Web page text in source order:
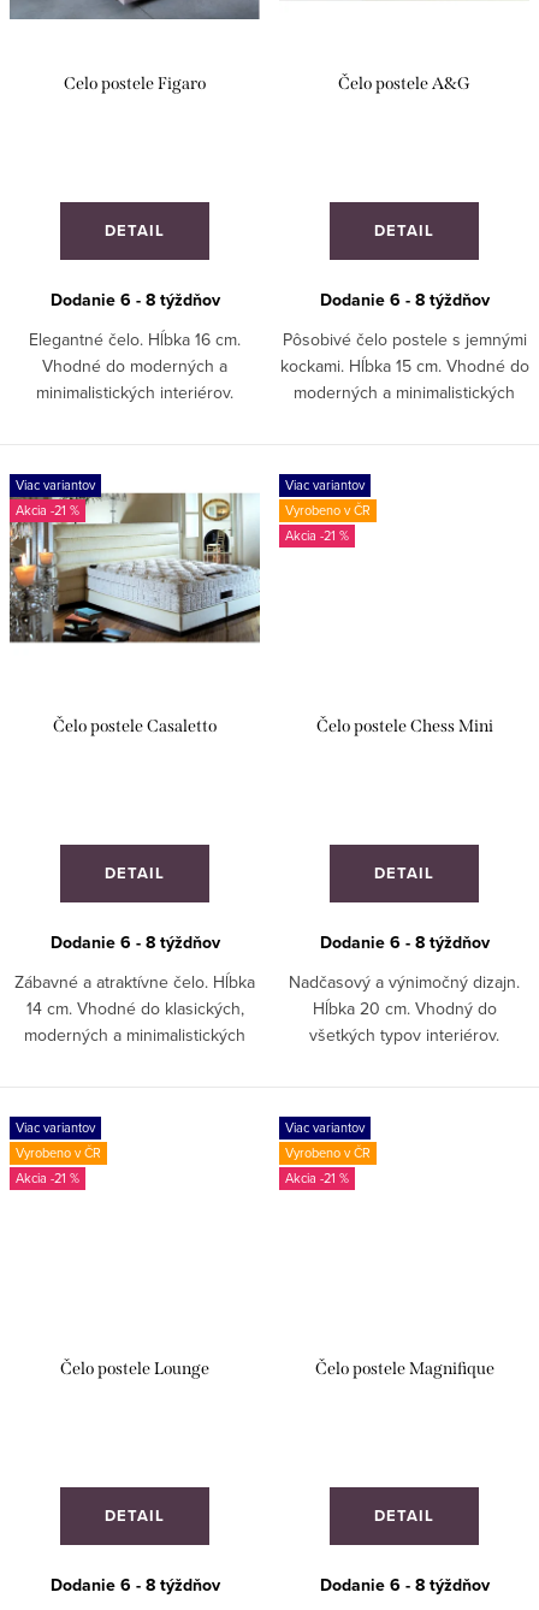
p
Celo postele Figaro
DETAIL
Dodanie 6 - 8 týždňov
Elegantné čelo. Hĺbka 16 cm.
Vhodné do moderných a
minimalistických interiérov.
Čelo postele A&G
DETAIL
Dodanie 6 - 8 týždňov
Pôsobivé čelo postele s jemnými
kockami. Hĺbka 15 cm. Vhodné do
moderných a minimalistických
Viac variantov
-21 %
Čelo postele Casaletto
DETAIL
Dodanie 6 - 8 týždňov
Zábavné a atraktívne čelo. Hĺbka
14 cm. Vhodné do klasických,
moderných a minimalistických
Viac variantov
Vyrobeno v ČR
-21 %
Čelo postele Chess Mini
DETAIL
Dodanie 6 - 8 týždňov
Nadčasový a výnimočný dizajn.
Hĺbka 20 cm. Vhodný do
všetkých typov interiérov.
Viac variantov
Vyrobeno v ČR
-21 %
Čelo postele Lounge
DETAIL
Dodanie 6 - 8 týždňov
Viac variantov
Vyrobeno v ČR
-21 %
Čelo postele Magnifique
DETAIL
Dodanie 6 - 8 týždňov